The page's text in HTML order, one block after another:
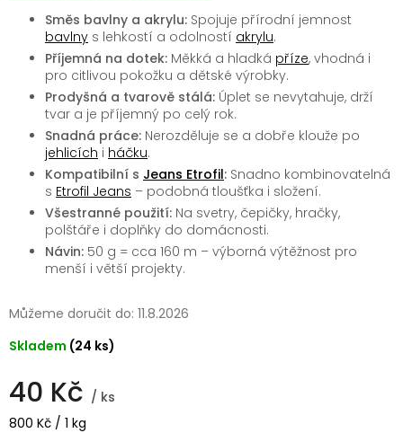
40 Kč / ks
Měrná
800 Kč / 1 kg
Skladem (24 ks)
Můžeme doručit do: 11.8.2026
Směs bavlny a akrylu: Spojuje přírodní jemnost
bavlny s lehkostí a odolností akrylu.
Příjemná na dotek: Měkká a hladká příze, vhodná i
pro citlivou pokožku a dětské výrobky.
Prodyšná a tvarově stálá: Úplet se nevytahuje, drží
tvar a je příjemný po celý rok.
Snadná práce: Nerozděluje se a dobře klouže po
jehlicích i háčku.
Kompatibilní s Jeans Etrofil: Snadno kombinovatelná
s Etrofil Jeans – podobná tloušťka i složení.
Všestranné použití: Na svetry, čepičky, hračky,
polštáře i doplňky do domácnosti.
Návin: 50 g = cca 160 m – výborná výtěžnost pro
menší i větší projekty.